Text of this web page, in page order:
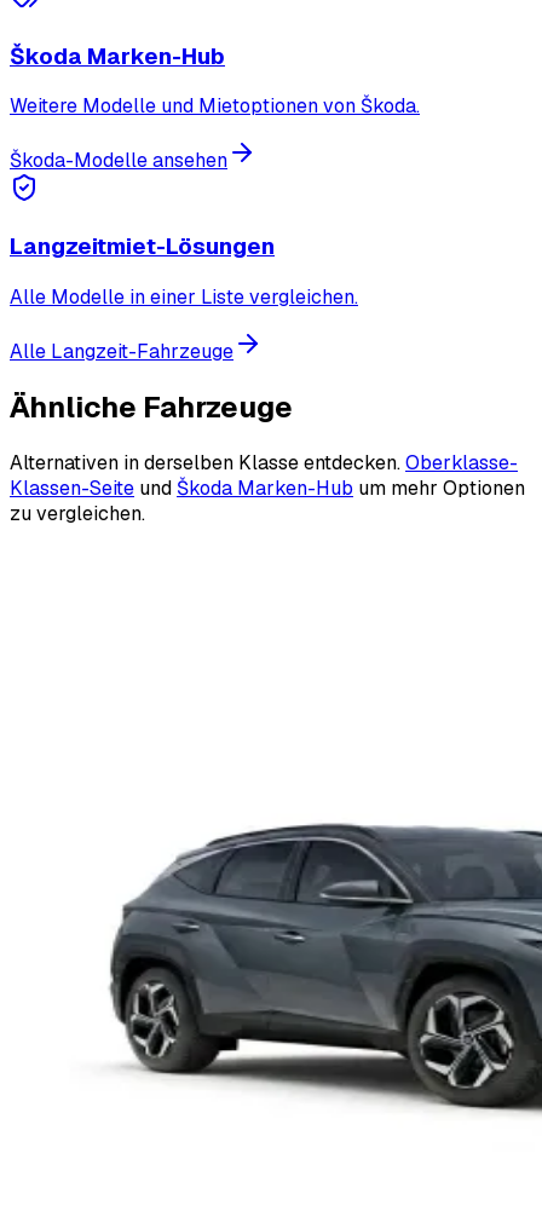
Škoda Marken-Hub
Weitere Modelle und Mietoptionen von Škoda.
Škoda-Modelle ansehen
Langzeitmiet-Lösungen
Alle Modelle in einer Liste vergleichen.
Alle Langzeit-Fahrzeuge
Ähnliche Fahrzeuge
Alternativen in derselben Klasse entdecken.Oberklasse-
Klassen-Seite und Škoda Marken-Hub um mehr Optionen
zu vergleichen.